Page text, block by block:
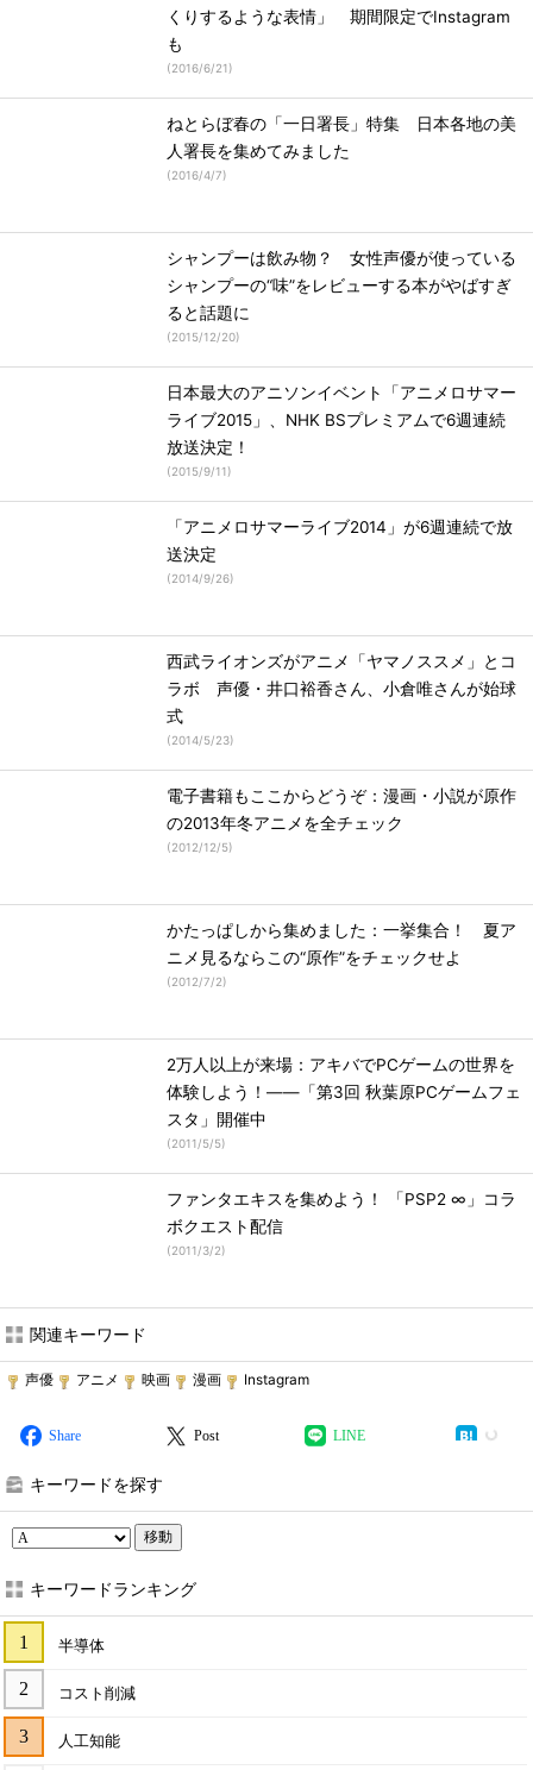
くりするような表情」 期間限定でInstagram
も
(2016/6/21)
ねとらぼ春の「一日署長」特集 日本各地の美
人署長を集めてみました
(2016/4/7)
シャンプーは飲み物？ 女性声優が使っている
シャンプーの“味”をレビューする本がやばすぎ
ると話題に
(2015/12/20)
日本最大のアニソンイベント「アニメロサマー
ライブ2015」、NHK BSプレミアムで6週連続
放送決定！
(2015/9/11)
「アニメロサマーライブ2014」が6週連続で放
送決定
(2014/9/26)
西武ライオンズがアニメ「ヤマノススメ」とコ
ラボ 声優・井口裕香さん、小倉唯さんが始球
式
(2014/5/23)
電子書籍もここからどうぞ：漫画・小説が原作
の2013年冬アニメを全チェック
(2012/12/5)
かたっぱしから集めました：一挙集合！ 夏ア
ニメ見るならこの“原作”をチェックせよ
(2012/7/2)
2万人以上が来場：アキバでPCゲームの世界を
体験しよう！――「第3回 秋葉原PCゲームフェ
スタ」開催中
(2011/5/5)
ファンタエキスを集めよう！ 「PSP2 ∞」コラ
ボクエスト配信
(2011/3/2)
関連キーワード
声優 アニメ 映画 漫画 Instagram
Share Post LINE
キーワードを探す
移動
キーワードランキング
半導体
コスト削減
人工知能